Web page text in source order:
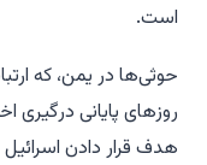
است.
حوثی‌ها در یمن، که
روزهای پایانی درگیری
هدف قرار دادن